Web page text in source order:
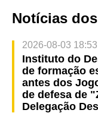
Notícias
2026-08-03 18:53
Instituto do
de formação
antes dos
de defesa de
Delegação